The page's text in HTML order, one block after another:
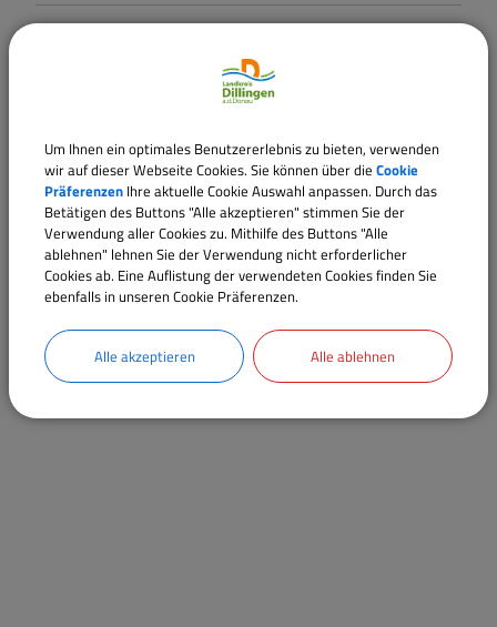
Ansprechpartner:
FrauEhnle
Tel.:09071 51-204
E-Mail:silvia.ehnle@landratsamt.dillingen.de
Sachgebiete
Fachbereich 41 - Abfallrecht, Immissionsschutz,
Bodenschutz
Um Ihnen ein optimales Benutzererlebnis zu bieten, verwenden
wir auf dieser Webseite Cookies. Sie können über die Cookie
Präferenzen Ihre aktuelle Cookie Auswahl anpassen. Durch das
Betätigen des Buttons "Alle akzeptieren" stimmen Sie der
Verwendung aller Cookies zu. Mithilfe des Buttons "Alle
ablehnen" lehnen Sie der Verwendung nicht erforderlicher
Cookies ab. Eine Auflistung der verwendeten Cookies finden Sie
ebenfalls in unseren Cookie Präferenzen.
Alle akzeptieren Alle ablehnen